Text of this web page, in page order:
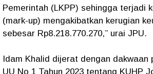
Pemerintah (LKPP) sehingga terjadi
(mark-up) mengakibatkan kerugian
sebesar Rp8.218.770.270,” urai JPU.
Idam Khalid dijerat dengan dakwaan
UU No 1 Tahun 2023 tentang KUHP